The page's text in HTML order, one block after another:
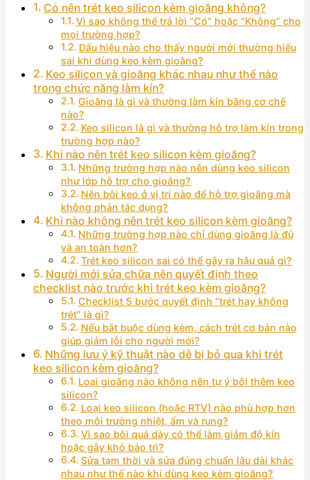
Có nên trét keo silicon kèm gioăng không?
Vì sao không thể trả lời “Có” hoặc “Không” cho
mọi trường hợp?
Dấu hiệu nào cho thấy người mới thường hiểu
sai khi dùng keo kèm gioăng?
Keo silicon và gioăng khác nhau như thế nào
trong chức năng làm kín?
Gioăng là gì và thường làm kín bằng cơ chế
nào?
Keo silicon là gì và thường hỗ trợ làm kín trong
trường hợp nào?
Khi nào nên trét keo silicon kèm gioăng?
Những trường hợp nào nên dùng keo silicon
như lớp hỗ trợ cho gioăng?
Nên bôi keo ở vị trí nào để hỗ trợ gioăng mà
không phản tác dụng?
Khi nào không nên trét keo silicon kèm gioăng?
Những trường hợp nào chỉ dùng gioăng là đủ
và an toàn hơn?
Trét keo silicon sai có thể gây ra hậu quả gì?
Người mới sửa chữa nên quyết định theo
checklist nào trước khi trét keo kèm gioăng?
Checklist 5 bước quyết định “trét hay không
trét” là gì?
Nếu bắt buộc dùng kèm, cách trét cơ bản nào
giúp giảm lỗi cho người mới?
Những lưu ý kỹ thuật nào dễ bị bỏ qua khi trét
keo silicon kèm gioăng?
Loại gioăng nào không nên tự ý bôi thêm keo
silicon?
Loại keo silicon (hoặc RTV) nào phù hợp hơn
theo môi trường nhiệt, ẩm và rung?
Vì sao bôi quá dày có thể làm giảm độ kín
hoặc gây khó bảo trì?
Sửa tạm thời và sửa đúng chuẩn lâu dài khác
nhau như thế nào khi dùng keo kèm gioăng?